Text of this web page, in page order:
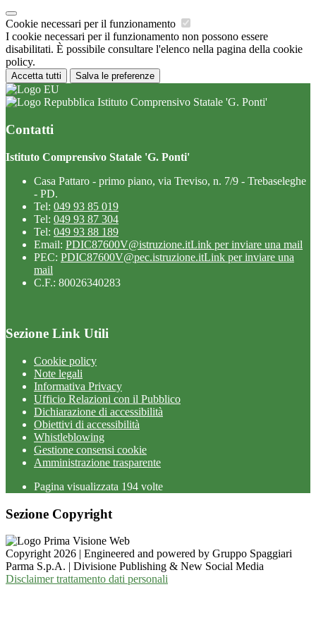
Cookie necessari per il funzionamento
I cookie necessari per il funzionamento non possono essere
disabilitati. È possibile consultare l'elenco nella pagina della cookie
policy.
Accetta tutti Salva le preferenze
Istituto Comprensivo Statale 'G. Ponti'
Contatti
Istituto Comprensivo Statale 'G. Ponti'
Casa Pattaro - primo piano, via Treviso, n. 7/9 - Trebaseleghe
- PD.
Tel: 049 93 85 019
Tel: 049 93 87 304
Tel: 049 93 88 189
Email: PDIC87600V@istruzione.itLink per inviare una mail
PEC: PDIC87600V@pec.istruzione.itLink per inviare una
mail
C.F.: 80026340283
Sezione Link Utili
Cookie policy
Note legali
Informativa Privacy
Ufficio Relazioni con il Pubblico
Dichiarazione di accessibilità
Obiettivi di accessibilità
Whistleblowing
Gestione consensi cookie
Amministrazione trasparente
Pagina visualizzata 194 volte
Sezione Copyright
Copyright 2026 | Engineered and powered by Gruppo Spaggiari
Parma S.p.A. | Divisione Publishing & New Social Media
Disclaimer trattamento dati personali